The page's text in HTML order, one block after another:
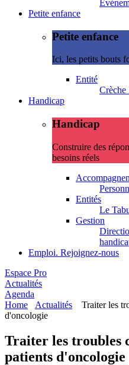
Petite enfance
Petite enfance
Ici, les petits bouts
Entité
Crèche
Handicap
Handicap
Construire des
besoins réels
Entités
Le
Gestion
Emploi. Rejoignez-nous
Espace Pro
Actualités
Agenda
Home
Actualités
Traiter les
d'oncologie
Traiter les troubles
patients d'oncologie